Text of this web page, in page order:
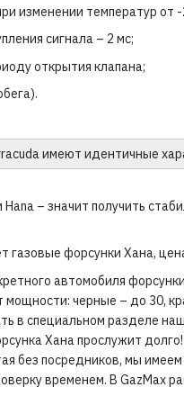
изменении температур от
сигнала – 2 мс;
открытия клапана;
имеют идентичные
– значит получить
газовые форсунки Хана,
автомобиля
мощности: черные – до 30,
в специальном разделе
Хана прослужит
без посредников, мы
временем. В GazMax